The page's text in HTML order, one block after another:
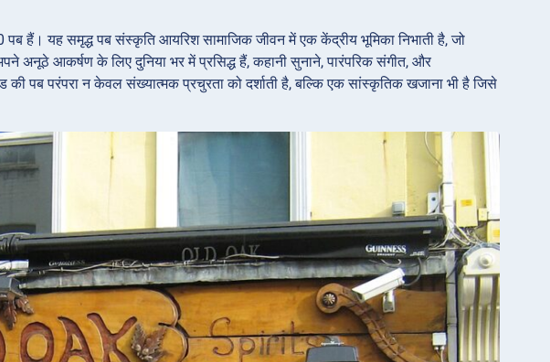
हैं। यह समृद्ध पब संस्कृति आयरिश सामाजिक जीवन में एक केंद्रीय भूमिका निभाती है, जो
अनूठे आकर्षण के लिए दुनिया भर में प्रसिद्ध हैं, कहानी सुनाने, पारंपरिक संगीत, और
पब परंपरा न केवल संख्यात्मक प्रचुरता को दर्शाती है, बल्कि एक सांस्कृतिक खजाना भी है जिसे